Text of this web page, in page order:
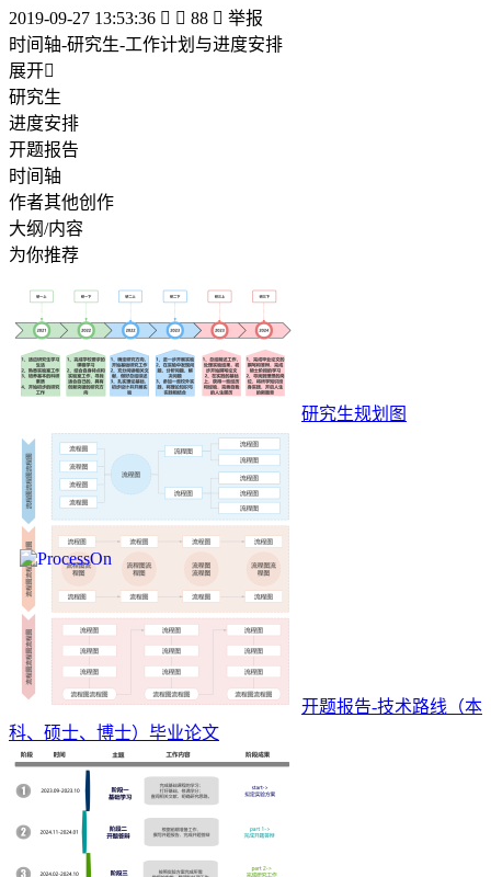
2019-09-27 13:53:36   88  举报
时间轴-研究生-工作计划与进度安排
展开
研究生
进度安排
开题报告
时间轴
作者其他创作
大纲/内容
为你推荐
研究生规划图
开题报告-技术路线（本
科、硕士、博士）毕业论文